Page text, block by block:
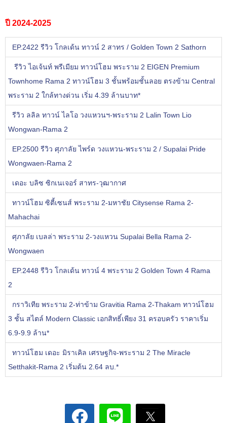
ปี 2024-2025
EP.2422 รีวิว โกลเด้น ทาวน์ 2 สาทร / Golden Town 2 Sathorn
รีวิว ไอเจ้นท์ พรีเมียม ทาวน์โฮม พระราม 2 EIGEN Premium
Townhome Rama 2 ทาวน์โฮม 3 ชั้นพร้อมชั้นลอย ตรงข้าม Central
พระราม 2 ใกล้ทางด่วน เริ่ม 4.39 ล้านบาท*
รีวิว ลลิล ทาวน์ ไลโอ วงแหวนฯ-พระราม 2 Lalin Town Lio
Wongwan-Rama 2
EP.2500 รีวิว ศุภาลัย ไพร์ด วงแหวน-พระราม 2 / Supalai Pride
Wongwaen-Rama 2
เดอะ บลิซ ซิกเนเจอร์ สาทร-วุฒากาศ
ทาวน์โฮม ซิตี้เซนส์ พระราม 2-มหาชัย Citysense Rama 2-
Mahachai
ศุภาลัย เบลล่า พระราม 2-วงแหวน Supalai Bella Rama 2-
Wongwaen
EP.2448 รีวิว โกลเด้น ทาวน์ 4 พระราม 2 Golden Town 4 Rama
2
กราวิเทีย พระราม 2-ท่าข้าม Gravitia Rama 2-Thakam ทาวน์โฮม
3 ชั้น สไตล์ Modern Classic เอกสิทธิ์เพียง 31 ครอบครัว ราคาเริ่ม
6.9-9.9 ล้าน*
ทาวน์โฮม เดอะ มิราเคิล เศรษฐกิจ-พระราม 2 The Miracle
Setthakit-Rama 2 เริ่มต้น 2.64 ลบ.*